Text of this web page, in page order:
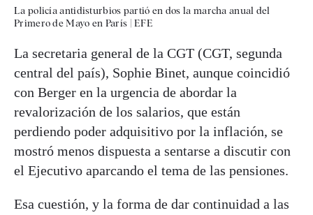
La policía antidisturbios partió en dos la marcha anual del
Primero de Mayo en París |EFE
La secretaria general de la CGT (CGT, segunda
central del país), Sophie Binet, aunque coincidió
con Berger en la urgencia de abordar la
revalorización de los salarios, que están
perdiendo poder adquisitivo por la inflación, se
mostró menos dispuesta a sentarse a discutir con
el Ejecutivo aparcando el tema de las pensiones.
Esa cuestión, y la forma de dar continuidad a las